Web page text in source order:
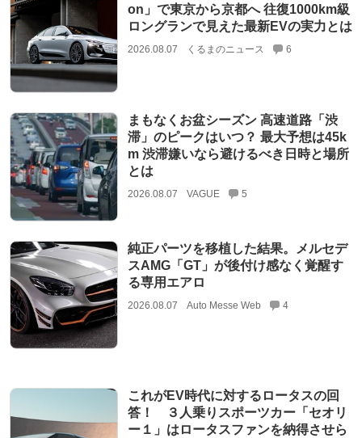
on」で東京から京都へ 往復1000km級
ロングランで見えた最新EVの実力とは
2026.08.07 くるまのニュース 6
まもなくお盆シーズン 高速道路「渋
滞」のピークはいつ？ 最大予想は45k
m 渋滞嫌いなら避けるべき日時と場所
とは
2026.08.07 VAGUE 5
純正パーツを移植した結果。メルセデ
スAMG「GT」が後付け感なく覚醒す
る専用エアロ
2026.08.07 Auto Messe Web 4
これがEV時代に対するロータスの回
答！ ３人乗りスポーツカー「セオリ
ー１」はロータスファンを納得させら